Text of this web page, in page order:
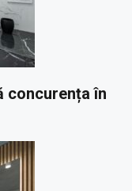
concurența în